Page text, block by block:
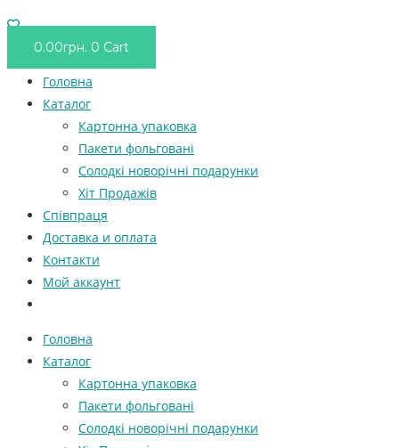
0.00грн. 0 Cart
Головна
Каталог
Картонна упаковка
Пакети фольговані
Солодкі новорічні подарунки
Хіт Продажів
Співпраця
Доставка и оплата
Контакти
Мой аккаунт
Головна
Каталог
Картонна упаковка
Пакети фольговані
Солодкі новорічні подарунки